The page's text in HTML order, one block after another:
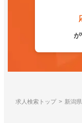
が
求人検索トップ 新潟県